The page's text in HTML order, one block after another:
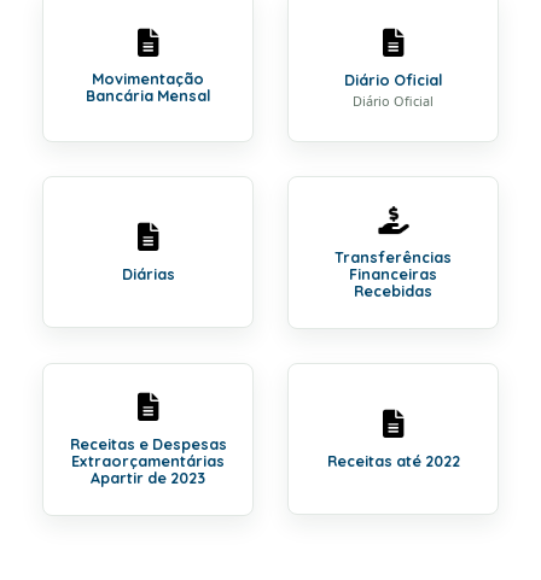
Movimentação
Bancária Mensal
Diário Oficial
Diário Oficial
Diárias
Transferências
Financeiras
Recebidas
Receitas e Despesas
Extraorçamentárias
Apartir de 2023
Receitas até 2022